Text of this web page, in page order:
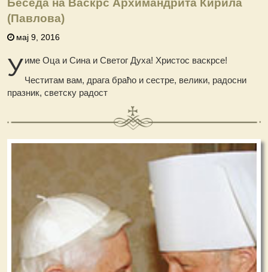
Беседа на Васкрс Архимандрита Кирила
(Павлова)
мај 9, 2016
Уиме Оца и Сина и Светог Духа! Христос васкрсе!
Честитам вам, драга браћо и сестре, велики, радосни
празник, светску радост